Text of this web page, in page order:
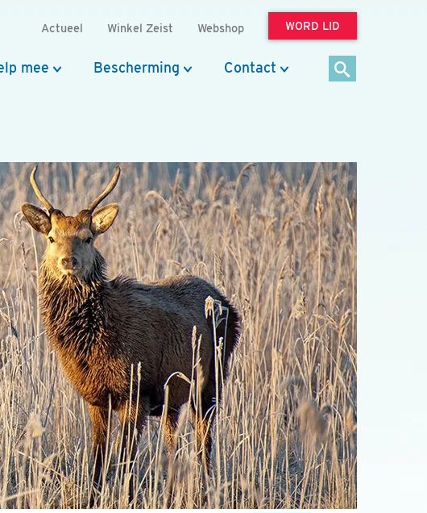
Actueel Winkel Zeist Webshop WORD LID
mee Bescherming Contact